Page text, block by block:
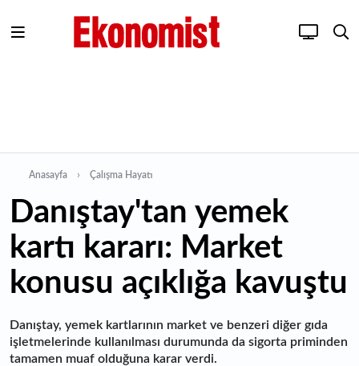
Anasayfa Çalışma Hayatı
Danıştay'tan yemek
kartı kararı: Market
konusu açıklığa kavuştu
Danıştay, yemek kartlarının market ve benzeri diğer gıda
işletmelerinde kullanılması durumunda da sigorta priminden
tamamen muaf olduğuna karar verdi.